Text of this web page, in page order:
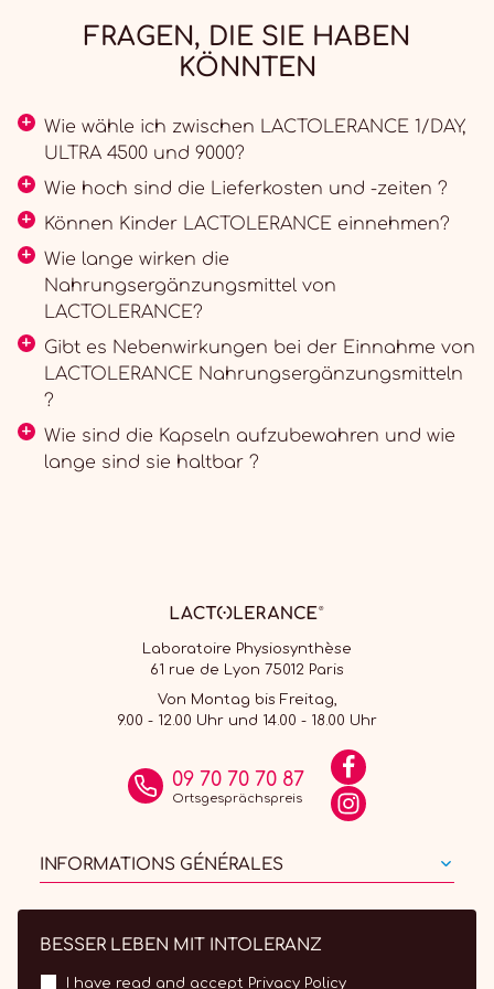
FRAGEN, DIE SIE HABEN
KÖNNTEN
Wie wähle ich zwischen LACTOLERANCE 1/DAY,
ULTRA 4500 und 9000?
Wie hoch sind die Lieferkosten und -zeiten ?
Können Kinder LACTOLERANCE einnehmen?
Wie lange wirken die
Nahrungsergänzungsmittel von
LACTOLERANCE?
Gibt es Nebenwirkungen bei der Einnahme von
LACTOLERANCE Nahrungsergänzungsmitteln
?
Wie sind die Kapseln aufzubewahren und wie
lange sind sie haltbar ?
Laboratoire Physiosynthèse
61 rue de Lyon 75012 Paris
Von Montag bis Freitag,
9.00 - 12.00 Uhr und 14.00 - 18.00 Uhr
09 70 70 70 87
Ortsgesprächspreis
INFORMATIONS GÉNÉRALES
BESSER LEBEN MIT INTOLERANZ
I have read and accept Privacy Policy